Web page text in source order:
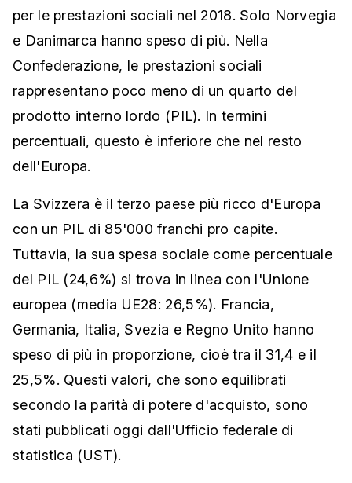
per le prestazioni sociali nel 2018. Solo Norvegia
e Danimarca hanno speso di più. Nella
Confederazione, le prestazioni sociali
rappresentano poco meno di un quarto del
prodotto interno lordo (PIL). In termini
percentuali, questo è inferiore che nel resto
dell'Europa.
La Svizzera è il terzo paese più ricco d'Europa
con un PIL di 85'000 franchi pro capite.
Tuttavia, la sua spesa sociale come percentuale
del PIL (24,6%) si trova in linea con l'Unione
europea (media UE28: 26,5%). Francia,
Germania, Italia, Svezia e Regno Unito hanno
speso di più in proporzione, cioè tra il 31,4 e il
25,5%. Questi valori, che sono equilibrati
secondo la parità di potere d'acquisto, sono
stati pubblicati oggi dall'Ufficio federale di
statistica (UST).